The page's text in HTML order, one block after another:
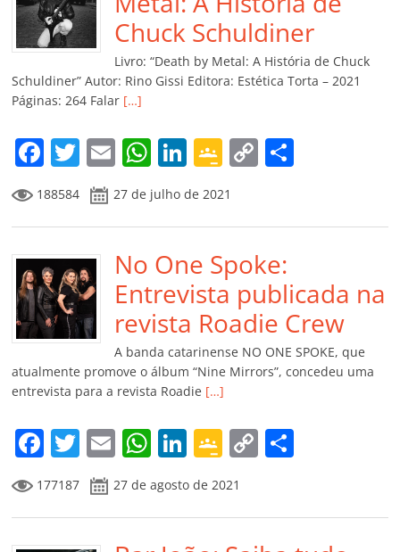
o
k
p a
ss
ro
m
k h
ar
Chuck Schuldiner
Livro: “Death by Metal: A História de Chuck
Schuldiner” Autor: Rino Gissi Editora: Estética Torta – 2021
Páginas: 264 Falar […]
F
a
c
e
b
o
o
k
T
w
itt
er
E
m
ai
l
W
h
at
s
A
p
p
Li
n
k
e
dI
n
G
o
o
gl
e
Cl
a
ss
ro
o
m
C
y
Li
n
k
p
til
h
ar
188584 27 de julho de 2021
No One Spoke:
Entrevista publicada na
revista Roadie Crew
A banda catarinense NO ONE SPOKE, que
atualmente promove o álbum “Nine Mirrors”, concedeu uma
entrevista para a revista Roadie […]
F
a
c
e
T
w
itt
er
E
m
ai
l
W
at
s
Li
n
k
e
G
o
o
gl
C
y p
177187 27 de agosto de 2021